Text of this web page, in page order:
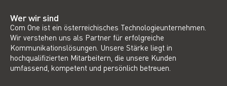
Wer wir sind
Com One ist ein österreichisches Technologieunternehmen.
Wir verstehen uns als Partner für erfolgreiche
Kommunikationslösungen. Unsere Stärke liegt in
hochqualifizierten Mitarbeitern, die unsere Kunden
umfassend, kompetent und persönlich betreuen.